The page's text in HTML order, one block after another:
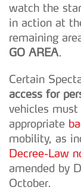
watch the
in action at
remaining
GO AREA.
Certain
access for
vehicles
appropriate
mobility, as
Decree-Law
amended by
October.